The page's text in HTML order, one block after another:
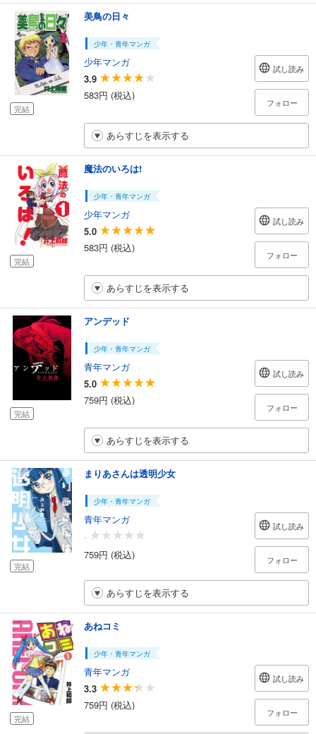
完結
美鳥の日々
少年・青年マンガ
少年マンガ
3.9
583円 (税込)
試し読み
フォロー
あらすじを表示する
完結
魔法のいろは!
少年・青年マンガ
少年マンガ
5.0
583円 (税込)
試し読み
フォロー
あらすじを表示する
完結
アンデッド
少年・青年マンガ
青年マンガ
5.0
759円 (税込)
試し読み
フォロー
あらすじを表示する
完結
まりあさんは透明少女
少年・青年マンガ
青年マンガ
-
759円 (税込)
試し読み
フォロー
あらすじを表示する
完結
あねコミ
少年・青年マンガ
青年マンガ
3.3
759円 (税込)
試し読み
フォロー